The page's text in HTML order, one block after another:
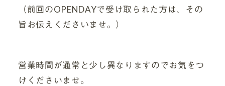
（前回のOPENDAYで受け取られた方は、その
旨お伝えくださいませ。）
営業時間が通常と少し異なりますのでお気をつ
けくださいませ。